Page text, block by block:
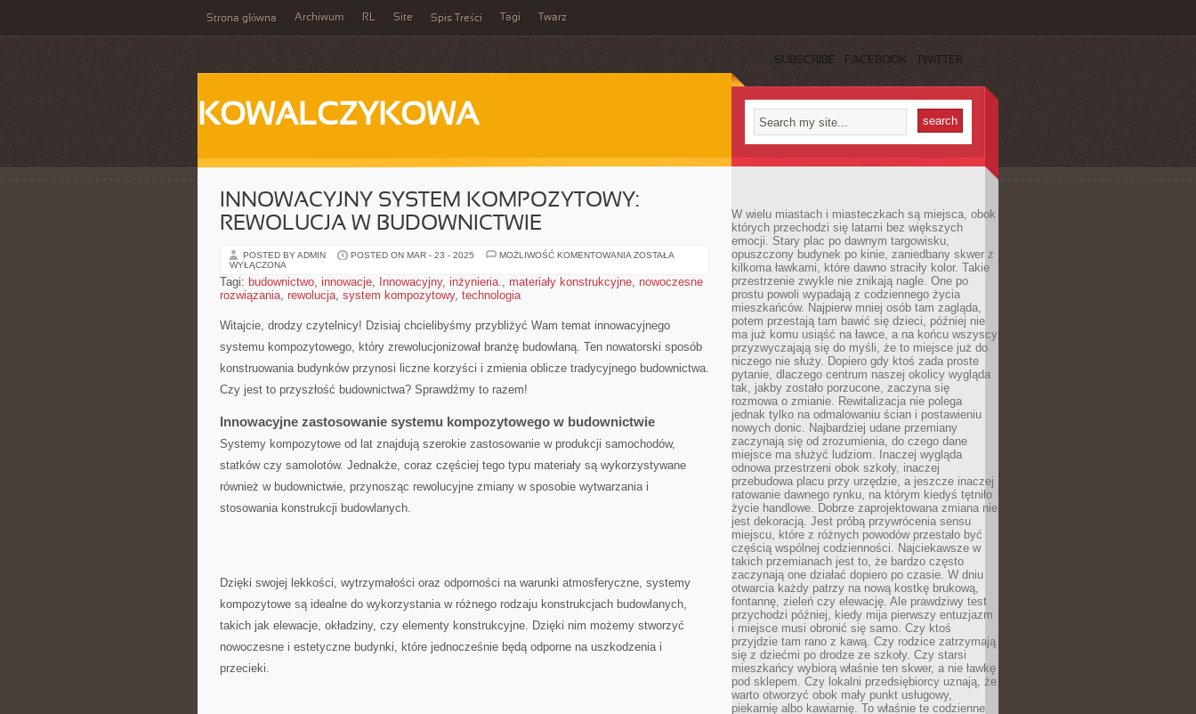
Strona główna Archiwum RL Site Spis Treści Tagi Twarz
SUBSCRIBE FACEBOOK TWITTER
KOWALCZYKOWA
INNOWACYJNY SYSTEM KOMPOZYTOWY:
REWOLUCJA W BUDOWNICTWIE
POSTED BY ADMIN POSTED ON MAR - 23 - 2025 MOŻLIWOŚĆ KOMENTOWANIA INNOWACYJNY
REWOLUCJA
ZOSTAŁA
WYŁĄCZONA
Tagi: budownictwo, innowacje, Innowacyjny, inżynieria., materiały konstrukcyjne, nowoczesne
rozwiązania, rewolucja, system kompozytowy, technologia
Witajcie, drodzy czytelnicy! Dzisiaj⁣ chcielibyśmy ​przybliżyć ‍Wam temat innowacyjnego
systemu kompozytowego,⁢ który ‍zrewolucjonizował⁤ branżę budowlaną. Ten nowatorski sposób
konstruowania budynków przynosi liczne korzyści i zmienia oblicze tradycyjnego ​budownictwa.
Czy jest to przyszłość budownictwa?​ Sprawdźmy ⁣to​ razem!
Innowacyjne ⁤zastosowanie systemu kompozytowego w budownictwie
Systemy kompozytowe ‍od lat znajdują szerokie zastosowanie ⁤w​ produkcji⁢ samochodów,
statków⁣ czy samolotów. Jednakże, coraz‌ częściej tego typu materiały są wykorzystywane
również w⁤ budownictwie, przynosząc ​rewolucyjne zmiany w‌ sposobie ‍wytwarzania i
⁤stosowania konstrukcji budowlanych.
Dzięki swojej lekkości, wytrzymałości ⁤oraz odporności ⁢na warunki atmosferyczne,‍ systemy
kompozytowe są idealne do wykorzystania⁤ w różnego rodzaju konstrukcjach budowlanych,
takich jak elewacje, okładziny, czy elementy ‌konstrukcyjne. Dzięki nim możemy stworzyć
nowoczesne i estetyczne budynki, które jednocześnie będą odporne na uszkodzenia ​i
‌przecieki.
W wielu miastach i miasteczkach są miejsca, obok
których przechodzi się latami bez większych
emocji. Stary plac po dawnym targowisku,
opuszczony budynek po kinie, zaniedbany skwer z
kilkoma ławkami, które dawno straciły kolor. Takie
przestrzenie zwykle nie znikają nagle. One po
prostu powoli wypadają z codziennego życia
mieszkańców. Najpierw mniej osób tam zagląda,
potem przestają tam bawić się dzieci, później nie
ma już komu usiąść na ławce, a na końcu wszyscy
przyzwyczajają się do myśli, że to miejsce już do
niczego nie służy. Dopiero gdy ktoś zada proste
pytanie, dlaczego centrum naszej okolicy wygląda
tak, jakby zostało porzucone, zaczyna się
rozmowa o zmianie. Rewitalizacja nie polega
jednak tylko na odmalowaniu ścian i postawieniu
nowych donic. Najbardziej udane przemiany
zaczynają się od zrozumienia, do czego dane
miejsce ma służyć ludziom. Inaczej wygląda
odnowa przestrzeni obok szkoły, inaczej
przebudowa placu przy urzędzie, a jeszcze inaczej
ratowanie dawnego rynku, na którym kiedyś tętniło
życie handlowe. Dobrze zaprojektowana zmiana nie
jest dekoracją. Jest próbą przywrócenia sensu
miejscu, które z różnych powodów przestało być
częścią wspólnej codzienności. Najciekawsze w
takich przemianach jest to, że bardzo często
zaczynają one działać dopiero po czasie. W dniu
otwarcia każdy patrzy na nową kostkę brukową,
fontannę, zieleń czy elewację. Ale prawdziwy test
przychodzi później, kiedy mija pierwszy entuzjazm
i miejsce musi obronić się samo. Czy ktoś
przyjdzie tam rano z kawą. Czy rodzice zatrzymają
się z dziećmi po drodze ze szkoły. Czy starsi
mieszkańcy wybiorą właśnie ten skwer, a nie ławkę
pod sklepem. Czy lokalni przedsiębiorcy uznają, że
warto otworzyć obok mały punkt usługowy,
piekarnię albo kawiarnię. To właśnie te codzienne